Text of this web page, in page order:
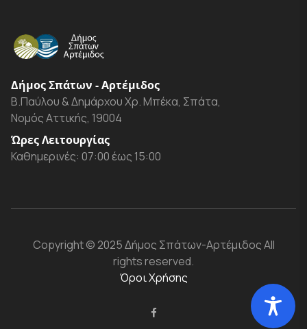
Δήμος Σπάτων - Αρτέμιδος
Β.Παύλου & Δημάρχου Χρ. Μπέκα, Σπάτα,
Νομός Αττικής, 19004
Ώρες Λειτουργίας
Καθημερινές: 07:00 έως 15:00
Copyright© 2025 Δήμος Σπάτων-ΑρτέμιδοςAll
rights reserved.
Όροι Χρήσης